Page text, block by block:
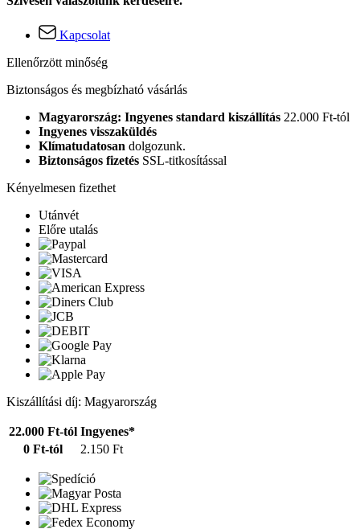
Kapcsolat
Ellenőrzött minőség
Biztonságos és megbízható vásárlás
Magyarország: Ingyenes standard kiszállítás 22.000 Ft-tól
Ingyenes visszaküldés
Klímatudatosan dolgozunk.
Biztonságos fizetés SSL-titkosítással
Kényelmesen fizethet
Utánvét
Előre utalás
Kiszállítási díj: Magyarország
22.000 Ft-tól Ingyenes*
0 Ft-tól
2.150 Ft